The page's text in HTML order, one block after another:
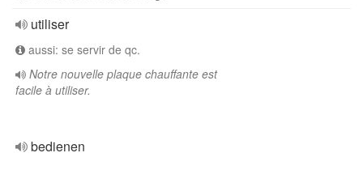
utiliser
aussi: se servir de qc.
Notre nouvelle plaque chauffante est
facile à utiliser.
bedienen